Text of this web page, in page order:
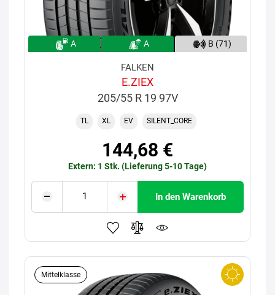
A A B (71)
FALKEN
E.ZIEX
205/55 R 19 97V
TL XL EV SILENT_CORE
144,68 €
Extern: 1 Stk. (Lieferung 5-10 Tage)
In den Warenkorb
Mittelklasse